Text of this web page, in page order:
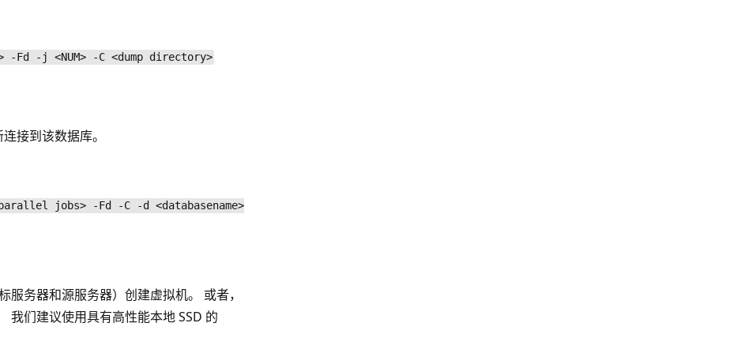
-Fd -j <NUM> -C <dump directory>
接到该数据库。
jobs> -Fd -C -d <databasename>
务器和源服务器）创建虚拟机。 或者，
我们建议使用具有高性能本地 SSD 的